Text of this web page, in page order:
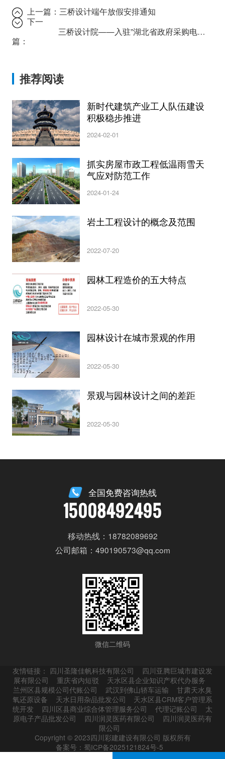
上一篇： 三桥设计端午放假安排通知
下一
篇：
三桥设计院——入驻”湖北省政府采购电子平台”
推荐阅读
新时代建筑产业工人队伍建设
积极稳步推进
2024-02-01
抓实房屋市政工程低温雨雪天
气应对防范工作
2024-01-24
岩土工程设计的概念及范围
2022-07-20
园林工程造价的五大特点
2022-05-30
园林设计在城市景观的作用
2022-05-30
景观与园林设计之间的差距
2022-05-30
全国免费咨询热线
15008492495
移动热线：18782089692
公司邮箱：490190573@qq.com
微信二维码
友情链接： 四川圣隆佳帆科技有限公司
四川亚腾巨城市建设发
展有限公司
重庆省内短驳
天水区县企业知识产权代办服务
兰州区县规模公司代账公司
武汉到佛山轿车运输
甘肃天水臭
氧还原设备
天水日用杂品批发公司
天水区县CRM客户管理系
统开发
四川区县商业综合体管理服务公司 代理记账公司
太
原电子产品批发公司
四川润灵医药有限公司
四川润灵医药有
限公司
Copyright © 2023四川彩建建设有限公司 版权所有
备案号：蜀ICP备2025121824号-5